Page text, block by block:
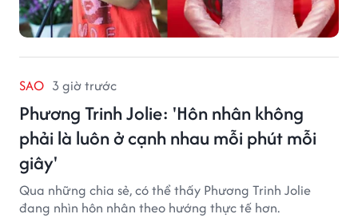
SAO 3 giờ trước
Phương Trinh Jolie: 'Hôn nhân không
phải là luôn ở cạnh nhau mỗi phút mỗi
giây'
Qua những chia sẻ, có thể thấy Phương Trinh Jolie
đang nhìn hôn nhân theo hướng thực tế hơn.